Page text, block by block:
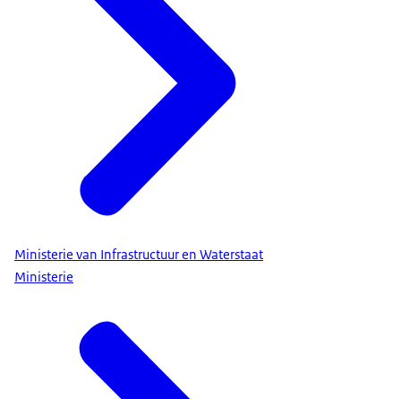
Ministerie van Infrastructuur en Waterstaat
Ministerie